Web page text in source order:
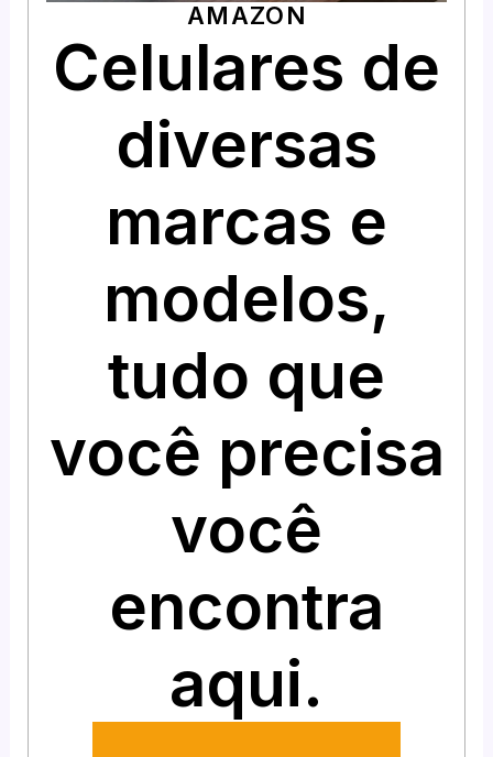
AMAZON
Celulares de
diversas
marcas e
modelos,
tudo que
você precisa
você
encontra
aqui.